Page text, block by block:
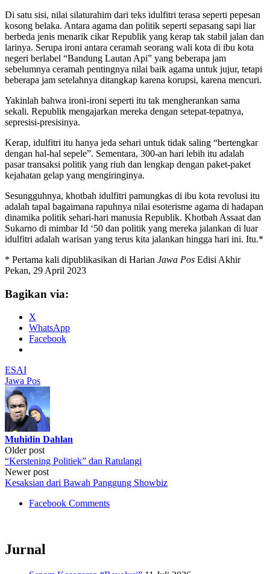
Di satu sisi, nilai silaturahim dari teks idulfitri terasa seperti pepesan
kosong belaka. Antara agama dan politik seperti sepasang sapi liar
berbeda jenis menarik cikar Republik yang kerap tak stabil jalan dan
larinya. Serupa ironi antara ceramah seorang wali kota di ibu kota
negeri berlabel “Bandung Lautan Api” yang beberapa jam
sebelumnya ceramah pentingnya nilai baik agama untuk jujur, tetapi
beberapa jam setelahnya ditangkap karena korupsi, karena mencuri.
Yakinlah bahwa ironi-ironi seperti itu tak mengherankan sama
sekali. Republik mengajarkan mereka dengan setepat-tepatnya,
sepresisi-presisinya.
Kerap, idulfitri itu hanya jeda sehari untuk tidak saling “bertengkar
dengan hal-hal sepele”. Sementara, 300-an hari lebih itu adalah
pasar transaksi politik yang riuh dan lengkap dengan paket-paket
kejahatan gelap yang mengiringinya.
Sesungguhnya, khotbah idulfitri pamungkas di ibu kota revolusi itu
adalah tapal bagaimana rapuhnya nilai esoterisme agama di hadapan
dinamika politik sehari-hari manusia Republik. Khotbah Assaat dan
Sukarno di mimbar Id ‘50 dan politik yang mereka jalankan di luar
idulfitri adalah warisan yang terus kita jalankan hingga hari ini. Itu.*
* Pertama kali dipublikasikan di Harian Jawa Pos Edisi Akhir
Pekan, 29 April 2023
Bagikan via:
X
WhatsApp
Facebook
ESAI
Jawa Pos
Muhidin Dahlan
Post
navigation
Older post
“Kerstening Politiek” dan Ratulangi
Newer post
Kesaksian dari Bawah Panggung Showbiz
Facebook Comments
Jurnal